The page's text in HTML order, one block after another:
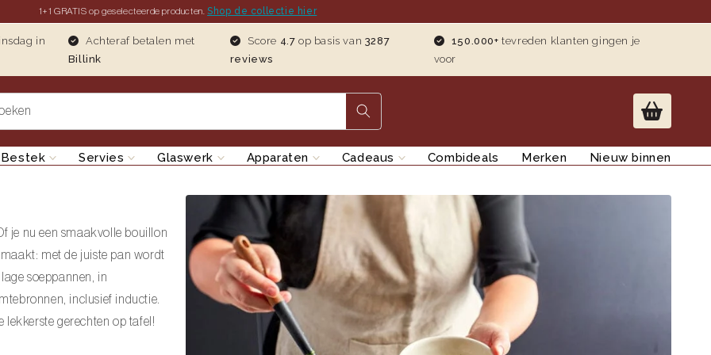
1+1 GRATIS op geselecteerde producten.Shop de collectie hier
in
Achteraf betalen met
Billink
Score 4.7 op basis van 3287
reviews
150.000+ tevreden klanten gingen je
voor
Bestek Servies Glaswerk Apparaten Cadeaus Combideals Merken Nieuw binnen
je nu een smaakvolle bouillon
met de juiste pan wordt
soeppannen, in
inclusief inductie.
lekkerste gerechten op tafel!